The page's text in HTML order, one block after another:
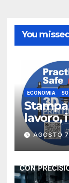
You missed
ECONOMIA
lavoro,
NIOSH
AGOSTO